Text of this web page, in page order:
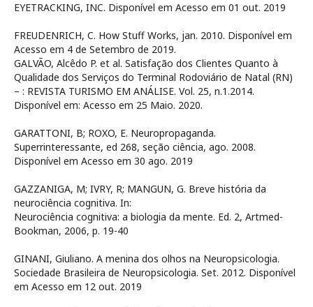
EYETRACKING, INC. Disponível em Acesso em 01 out. 2019
FREUDENRICH, C. How Stuff Works, jan. 2010. Disponível em
Acesso em 4 de Setembro de 2019.
GALVÃO, Alcêdo P. et al. Satisfação dos Clientes Quanto à
Qualidade dos Serviços do Terminal Rodoviário de Natal (RN)
– : REVISTA TURISMO EM ANÁLISE. Vol. 25, n.1.2014.
Disponível em: Acesso em 25 Maio. 2020.
GARATTONI, B; ROXO, E. Neuropropaganda.
Superrinteressante, ed 268, seção ciência, ago. 2008.
Disponível em Acesso em 30 ago. 2019
GAZZANIGA, M; IVRY, R; MANGUN, G. Breve história da
neurociência cognitiva. In:
Neurociência cognitiva: a biologia da mente. Ed. 2, Artmed-
Bookman, 2006, p. 19-40
GINANI, Giuliano. A menina dos olhos na Neuropsicologia.
Sociedade Brasileira de Neuropsicologia. Set. 2012. Disponível
em Acesso em 12 out. 2019